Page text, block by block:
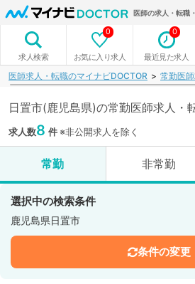
医師の求人・転職
求人検索 お気に入り求人
0
最近見た求人
0
医師求人・転職のマイナビDOCTOR 常勤医
日置市(鹿児島県)の常勤医師求人・
求人数8 件※非公開求人を除く
常勤 非常勤
選択中の検索条件
鹿児島県日置市
条件の変更